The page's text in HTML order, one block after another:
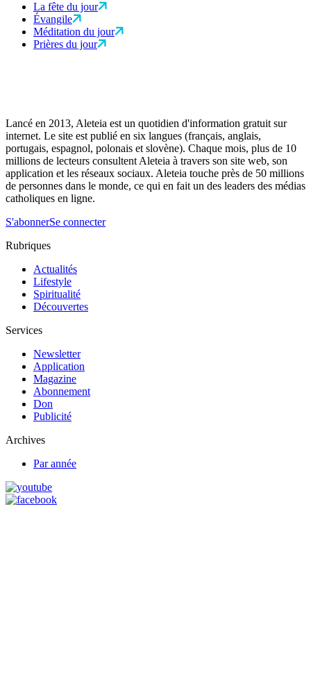
La fête du jour
Évangile
Méditation du jour
Prières du jour
Lancé en 2013, Aleteia est un quotidien d'information gratuit sur
internet. Le site est publié en six langues (français, anglais,
portugais, espagnol, polonais et slovène). Chaque mois, plus de 10
millions de lecteurs consultent Aleteia à travers son site web, son
application et les réseaux sociaux. Aleteia touche près de 50 millions
de personnes dans le monde, ce qui en fait un des leaders des médias
catholiques en ligne.
S'abonnerSe connecter
Rubriques
Actualités
Lifestyle
Spiritualité
Découvertes
Services
Newsletter
Application
Magazine
Abonnement
Don
Publicité
Archives
Par année